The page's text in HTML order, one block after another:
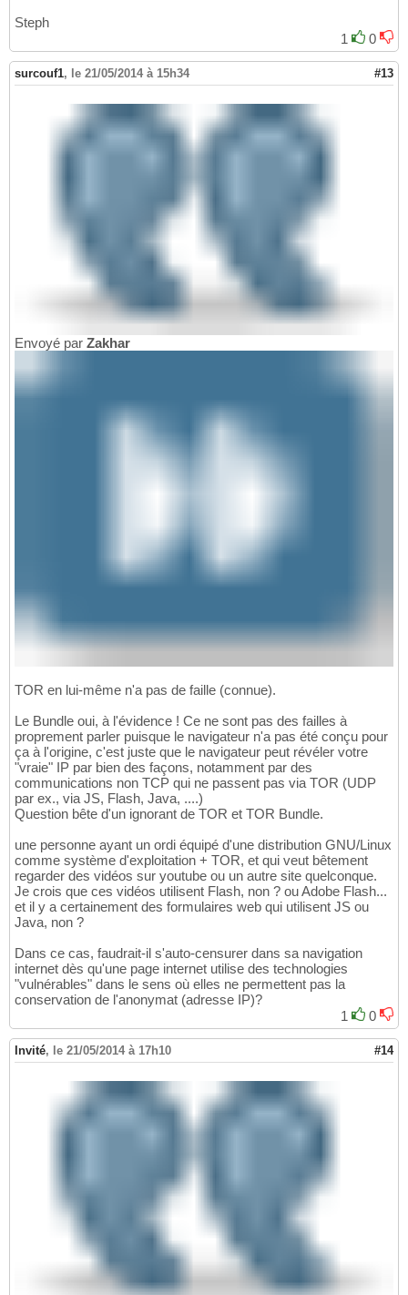
Steph
1
0
surcouf1, le 21/05/2014 à 15h34 #13
Envoyé par Zakhar
TOR en lui-même n'a pas de faille (connue).
Le Bundle oui, à l'évidence ! Ce ne sont pas des failles à
proprement parler puisque le navigateur n'a pas été conçu pour
ça à l'origine, c'est juste que le navigateur peut révéler votre
"vraie" IP par bien des façons, notamment par des
communications non TCP qui ne passent pas via TOR (UDP
par ex., via JS, Flash, Java, ....)
Question bête d'un ignorant de TOR et TOR Bundle.
une personne ayant un ordi équipé d'une distribution GNU/Linux
comme système d'exploitation + TOR, et qui veut bêtement
regarder des vidéos sur youtube ou un autre site quelconque.
Je crois que ces vidéos utilisent Flash, non ? ou Adobe Flash...
et il y a certainement des formulaires web qui utilisent JS ou
Java, non ?
Dans ce cas, faudrait-il s'auto-censurer dans sa navigation
internet dès qu'une page internet utilise des technologies
"vulnérables" dans le sens où elles ne permettent pas la
conservation de l'anonymat (adresse IP)?
1
0
Invité, le 21/05/2014 à 17h10 #14